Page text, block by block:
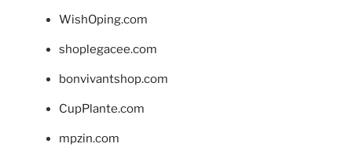
WishOping.com
shoplegacee.com
bonvivantshop.com
CupPlante.com
mpzin.com